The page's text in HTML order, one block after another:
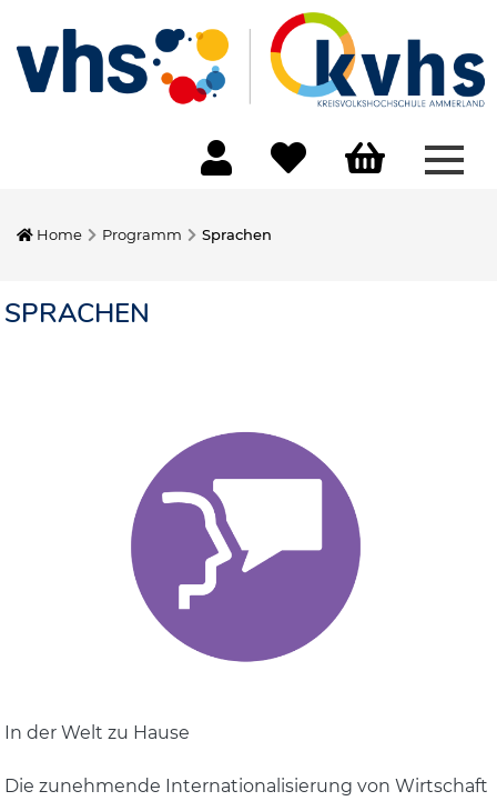
Home Programm Sprachen
SPRACHEN
In der Welt zu Hause
Die zunehmende Internationalisierung von Wirtschaft